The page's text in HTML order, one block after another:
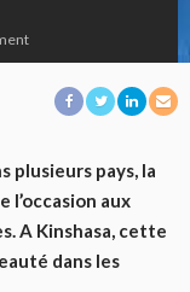
plusieurs pays, la
l’occasion aux
A Kinshasa, cette
dans les